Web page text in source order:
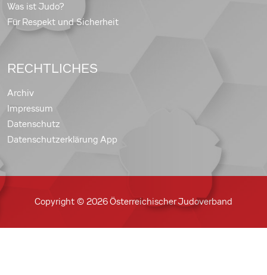
Was ist Judo?
Für Respekt und Sicherheit
RECHTLICHES
Archiv
Impressum
Datenschutz
Datenschutzerklärung App
Copyright © 2026 Österreichischer Judoverband